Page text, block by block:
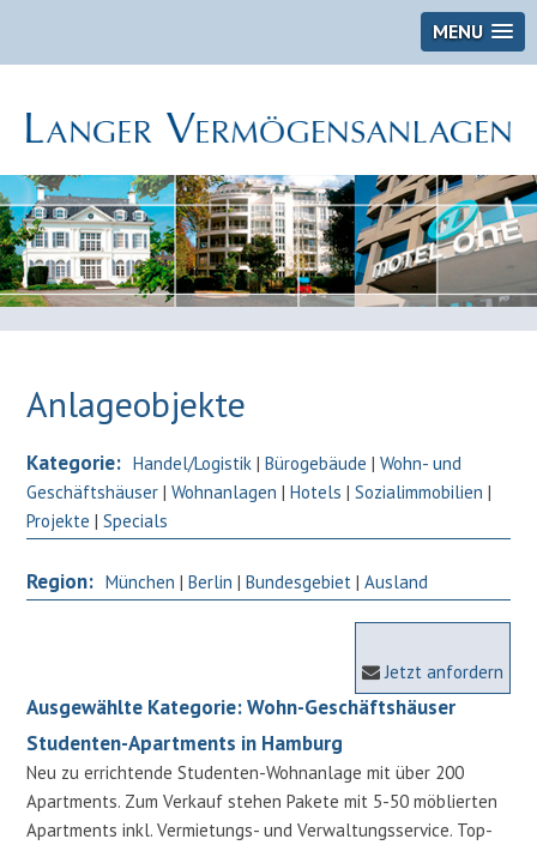
MENU
Anlageobjekte
Kategorie: Handel/Logistik |Bürogebäude |Wohn- und
Geschäftshäuser |Wohnanlagen |Hotels |Sozialimmobilien |
Projekte |Specials
Region: München |Berlin |Bundesgebiet |Ausland
Jetzt anfordern
Ausgewählte Kategorie: Wohn-Geschäftshäuser
Studenten-Apartments in Hamburg
Neu zu errichtende Studenten-Wohnanlage mit über 200
Apartments. Zum Verkauf stehen Pakete mit 5-50 möblierten
Apartments inkl. Vermietungs- und Verwaltungsservice. Top-